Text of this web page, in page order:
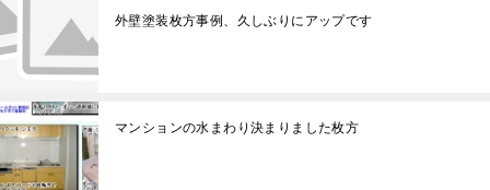
外壁塗装枚方事例、久しぶりにアップです
マンションの水まわり決まりました枚方